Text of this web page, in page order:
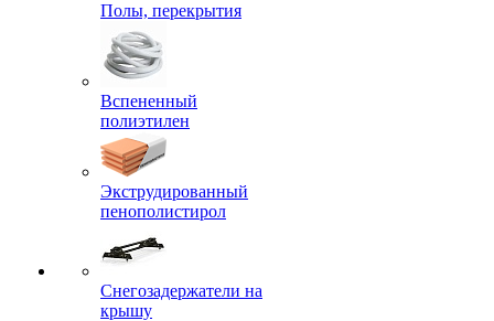
Полы, перекрытия
Вспененный
полиэтилен
Экструдированный
пенополистирол
Снегозадержатели на
крышу